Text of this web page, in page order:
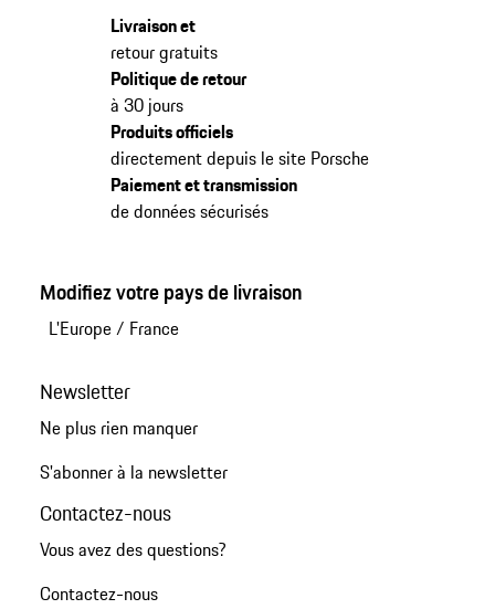
Livraison et
retour gratuits
Politique de retour
à 30 jours
Produits officiels
directement depuis le site Porsche
Paiement et transmission
de données sécurisés
Modifiez votre pays de livraison
L'Europe/ France
Newsletter
Ne plus rien manquer
S'abonner à la newsletter
Contactez-nous
Vous avez des questions?
Contactez-nous